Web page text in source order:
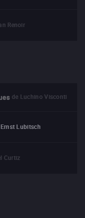
Renoir
de Luchino Visconti
Ernst Lubitsch
Curtiz